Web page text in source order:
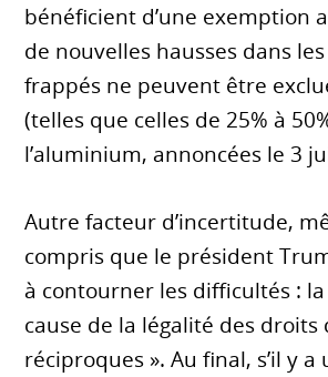
bénéficient d’une exemption
de nouvelles hausses dans
frappés ne peuvent être
(telles que celles de 25% à
l’aluminium, annoncées le 3
Autre facteur d’incertitude,
compris que le président
à contourner les difficultés :
cause de la légalité des droits
réciproques ». Au final, s’il y a